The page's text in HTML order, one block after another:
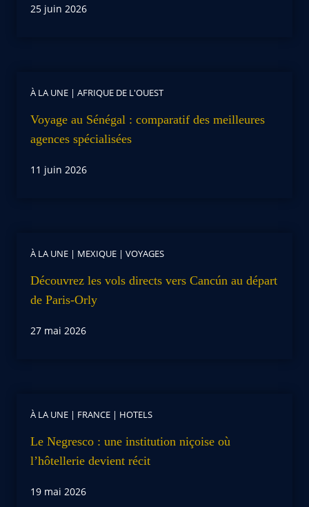
25 juin 2026
À LA UNE | AFRIQUE DE L'OUEST
Voyage au Sénégal : comparatif des meilleures
agences spécialisées
11 juin 2026
À LA UNE | MEXIQUE | VOYAGES
Découvrez les vols directs vers Cancún au départ
de Paris-Orly
27 mai 2026
À LA UNE | FRANCE | HOTELS
Le Negresco : une institution niçoise où
l’hôtellerie devient récit
19 mai 2026